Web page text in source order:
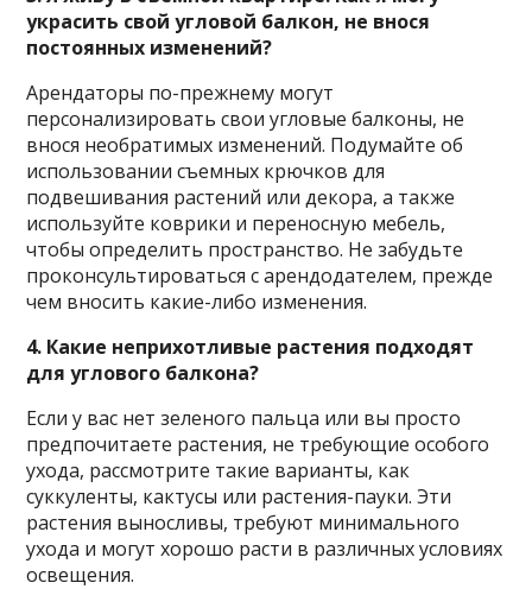
украсить свой угловой балкон, не внося
постоянных изменений?
Арендаторы по-прежнему могут
персонализировать свои угловые балконы, не
внося необратимых изменений. Подумайте об
использовании съемных крючков для
подвешивания растений или декора, а также
используйте коврики и переносную мебель,
чтобы определить пространство. Не забудьте
проконсультироваться с арендодателем, прежде
чем вносить какие-либо изменения.
4. Какие неприхотливые растения подходят
для углового балкона?
Если у вас нет зеленого пальца или вы просто
предпочитаете растения, не требующие особого
ухода, рассмотрите такие варианты, как
суккуленты, кактусы или растения-пауки. Эти
растения выносливы, требуют минимального
ухода и могут хорошо расти в различных условиях
освещения.